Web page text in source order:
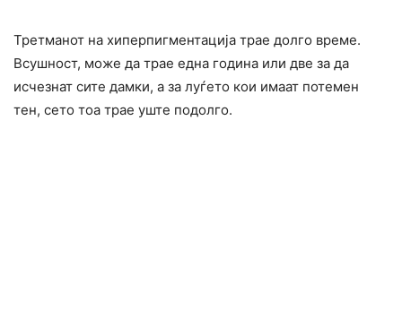
Третманот на хиперпигментација трае долго време.
Всушност, може да трае една година или две за да
исчезнат сите дамки, а за луѓето кои имаат потемен
тен, сето тоа трае уште подолго.